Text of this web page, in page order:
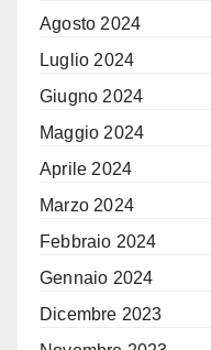
Agosto 2024
Luglio 2024
Giugno 2024
Maggio 2024
Aprile 2024
Marzo 2024
Febbraio 2024
Gennaio 2024
Dicembre 2023